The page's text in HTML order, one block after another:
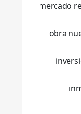
mercado
obra